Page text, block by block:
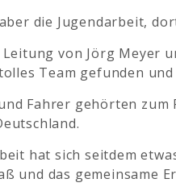
die Jugendarbeit,
von Jörg Meyer
Team gefunden
Fahrer gehörten
hat sich seitdem
und das gemeinsame